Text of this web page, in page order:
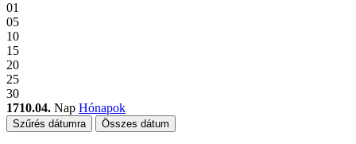
01
05
10
15
20
25
30
1710.04. Nap Hónapok
Szűrés dátumra Összes dátum